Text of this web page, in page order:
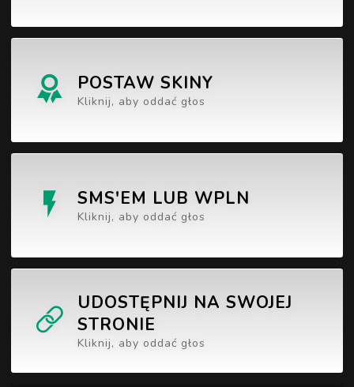
POSTAW SKINY
Kliknij, aby oddać głos
SMS'EM LUB WPLN
Kliknij, aby oddać głos
UDOSTĘPNIJ NA SWOJEJ
STRONIE
Kliknij, aby oddać głos